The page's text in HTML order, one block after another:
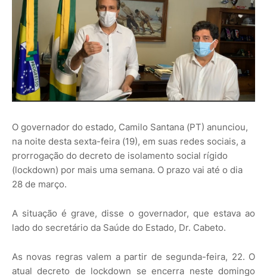
O governador do estado, Camilo Santana (PT) anunciou,
na noite desta sexta-feira (19), em suas redes sociais, a
prorrogação do decreto de isolamento social rígido
(lockdown) por mais uma semana. O prazo vai até o dia
28 de março.
A situação é grave, disse o governador, que estava ao
lado do secretário da Saúde do Estado, Dr. Cabeto.
As novas regras valem a partir de segunda-feira, 22. O
atual decreto de lockdown se encerra neste domingo